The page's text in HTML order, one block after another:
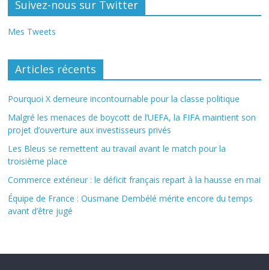
Suivez-nous sur Twitter
Mes Tweets
Articles récents
Pourquoi X demeure incontournable pour la classe politique
Malgré les menaces de boycott de l’UEFA, la FIFA maintient son
projet d’ouverture aux investisseurs privés
Les Bleus se remettent au travail avant le match pour la
troisième place
Commerce extérieur : le déficit français repart à la hausse en mai
Équipe de France : Ousmane Dembélé mérite encore du temps
avant d’être jugé